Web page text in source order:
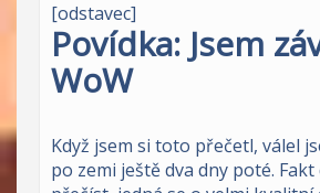
[odstavec]
Povídka: Jsem
WoW
Když jsem si toto přečetl, válel
po zemi ještě dva dny poté.